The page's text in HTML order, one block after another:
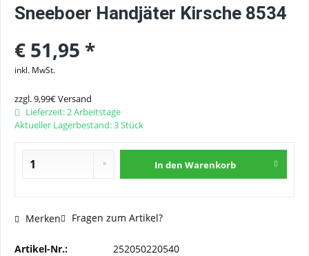
Sneeboer Handjäter Kirsche 8534
€ 51,95 *
inkl. MwSt.
zzgl. 9,99€ Versand
Lieferzeit: 2 Arbeitstage
Aktueller Lagerbestand: 3 Stück
In den Warenkorb
Merken Fragen zum Artikel?
Artikel-Nr.: 252050220540